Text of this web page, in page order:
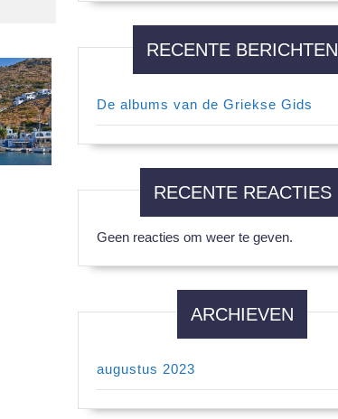
RECENTE BERICHTEN
De albums van de Griekse Gids
RECENTE REACTIES
Geen reacties om weer te geven.
ARCHIEVEN
augustus 2023